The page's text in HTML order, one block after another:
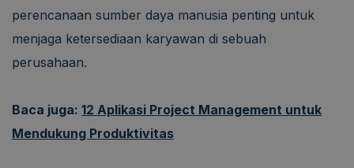
perencanaan sumber daya manusia penting untuk
menjaga ketersediaan karyawan di sebuah
perusahaan.
Baca juga: 12 Aplikasi Project Management untuk
Mendukung Produktivitas